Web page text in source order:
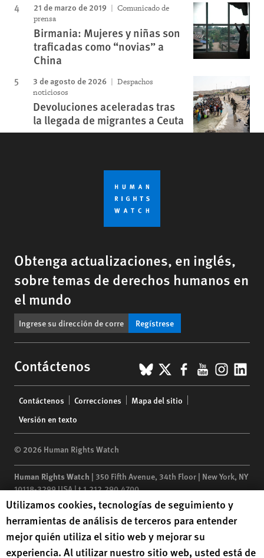
21 de marzo de 2019
Comunicado de
prensa
Birmania: Mujeres y niñas son
traficadas como “novias” a
China
3 de agosto de 2026
Despachos
noticiosos
Devoluciones aceleradas tras
la llegada de migrantes a Ceuta
Obtenga actualizaciones, en inglés,
sobre temas de derechos humanos en
el mundo
Regístrese
Contáctenos BlueSky
X Facebook
YouTube
menu
Contáctenos Correcciones
Mapa del sitio
Versión en texto
© 2026 Human Rights Watch
Human Rights Watch | 350 Fifth Avenue, 34th Floor | New York, NY
10118-3299USA|t1.212.290.4700
Human Rights Watchis a 501(C)(3) nonprofit registered in the US
under EIN: 13-2875808
Human Rights Watch cookie preferences
Utilizamos cookies, tecnologías de seguimiento y
herramientas de análisis de terceros para entender
mejor quién utiliza el sitio web y mejorar su
experiencia. Al utilizar nuestro sitio web, usted está de